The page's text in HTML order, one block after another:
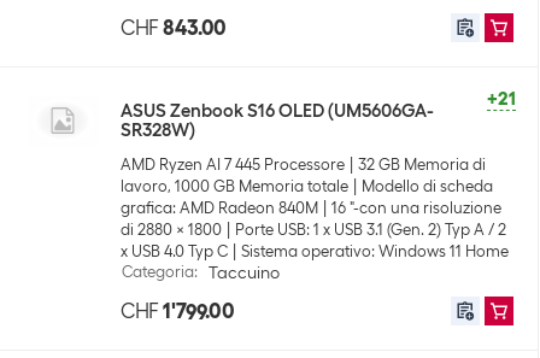
CHF 843.00
+21
ASUS Zenbook S16 OLED (UM5606GA-
SR328W)
AMD Ryzen AI 7 445 Processore
32 GB Memoria di
lavoro, 1000 GB Memoria totale
Modello di scheda
grafica: AMD Radeon 840M
16 "-con una risoluzione
di 2880 x 1800
Porte USB: 1 x USB 3.1 (Gen. 2) Typ A / 2
x USB 4.0 Typ C
Sistema operativo: Windows 11 Home
Categoria: Taccuino
CHF 1'799.00